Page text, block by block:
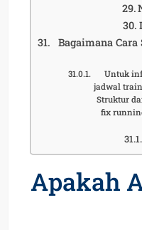
Bagaimana
Untuk
jadwal
Struktur
fix
Apakah